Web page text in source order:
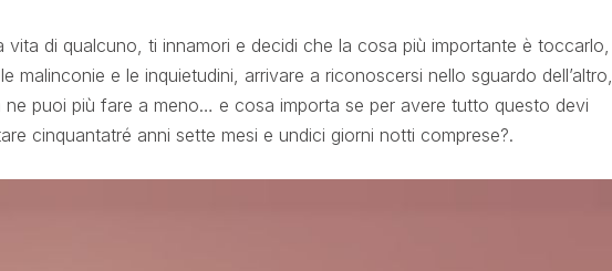
vita di qualcuno, ti innamori e decidi che la cosa più importante è toccarlo,
malinconie e le inquietudini, arrivare a riconoscersi nello sguardo dell’altro,
ne puoi più fare a meno… e cosa importa se per avere tutto questo devi
cinquantatré anni sette mesi e undici giorni notti comprese?.